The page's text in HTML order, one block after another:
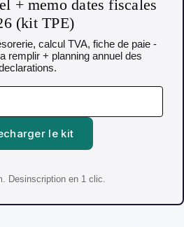
+ memo dates fiscales
(kit TPE)
calcul TVA, fiche de paie -
remplir + planning annuel des
le kit
Desinscription en 1 clic.